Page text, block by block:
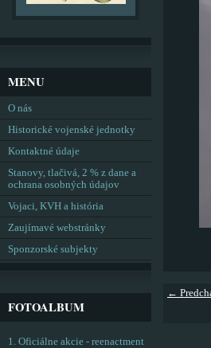
←
MENU
O nás
Historické vojenské jednotky
Kontaktné údaje
Stanovy, tlačivá, 2 % z dane a
ochrana osobných údajov
Vojaci, KVH a história
Zaujímavé webstránky
Sponzorské subjekty
FOTOALBUM
1. Oficiálne akcie - reenactment